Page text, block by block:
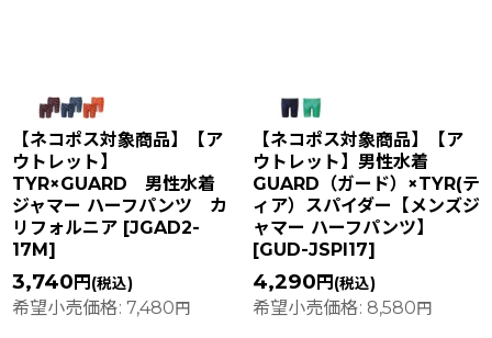
【ネコポス対象商品】【ア
ウトレット】
TYR×GUARD 男性水着
ジャマー ハーフパンツ カ
リフォルニア [JGAD2-
17M]
3,740 円 (税込)
希望小売価格: 7,480円
【ネコポス対象商品】【ア
ウトレット】男性水着
GUARD（ガード）×TYR(テ
ィア）スパイダー【メンズジ
ャマー ハーフパンツ】
[GUD-JSPI17]
4,290 円 (税込)
希望小売価格: 8,580円